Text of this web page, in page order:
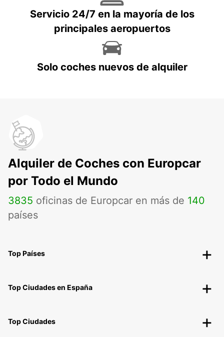
Servicio 24/7 en la mayoría de los
principales aeropuertos
Solo coches nuevos de alquiler
Alquiler de Coches con Europcar
por Todo el Mundo
3835 oficinas de Europcar en más de 140
países
Top Países
Top Ciudades en España
Top Ciudades